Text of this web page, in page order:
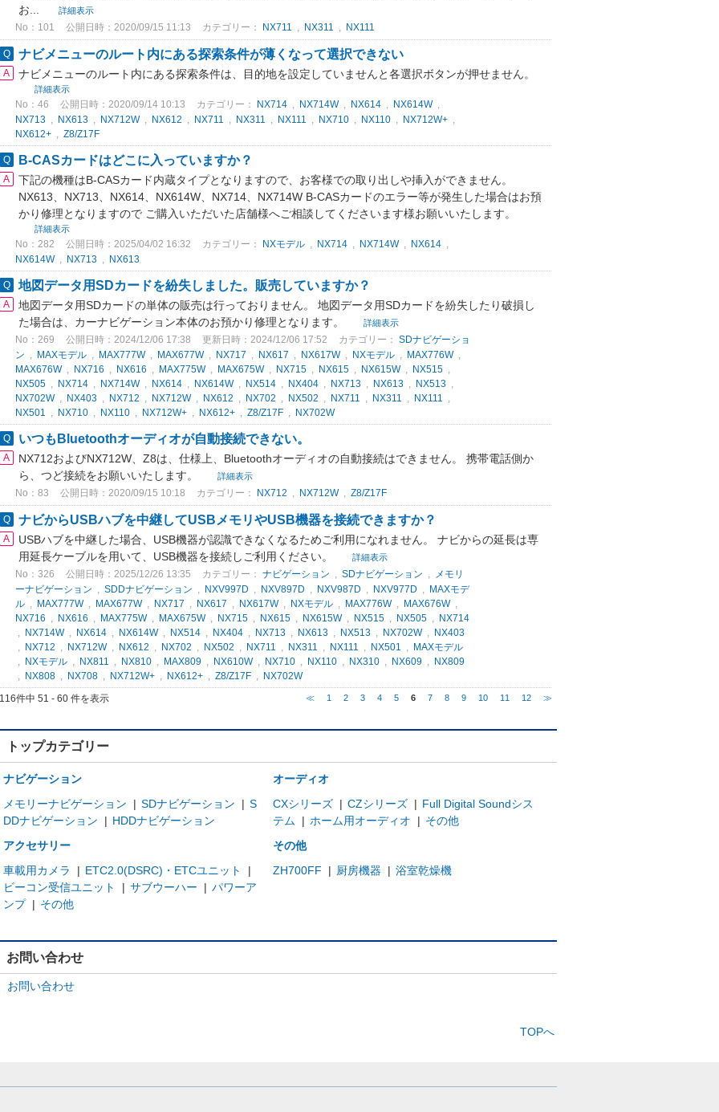
お...
詳細表示
No：101 公開日時：2020/09/15 11:13 カテゴリー： NX711 , NX311 , NX111
ナビメニューのルート内にある探索条件が薄くなって選択できない
ナビメニューのルート内にある探索条件は、目的地を設定していませんと各選択ボタンが押せません。
詳細表示
No：46 公開日時：2020/09/14 10:13 カテゴリー： NX714 , NX714W, NX614 , NX614W,
NX713 , NX613 , NX712W, NX612 , NX711 , NX311 , NX111 , NX710 , NX110 , NX712W+ ,
NX612+ , Z8/Z17F
B-CASカードはどこに入っていますか？
下記の機種はB-CASカード内蔵タイプとなりますので、お客様での取り出しや挿入ができません。
NX613、NX713、NX614、NX614W、NX714、NX714W B-CASカードのエラー等が発生した場合はお預
かり修理となりますので ご購入いただいた店舗様へご相談してくださいます様お願いいたします。
詳細表示
No：282 公開日時：2025/04/02 16:32 カテゴリー： NXモデル , NX714 , NX714W, NX614 ,
NX614W, NX713 , NX613
地図データ用SDカードを紛失しました。販売していますか？
地図データ用SDカードの単体の販売は行っておりません。 地図データ用SDカードを紛失したり破損し
た場合は、カーナビゲーション本体のお預かり修理となります。
詳細表示
No：269 公開日時：2024/12/06 17:38 更新日時：2024/12/06 17:52 カテゴリー： SDナビゲーショ
ン , MAXモデル , MAX777W, MAX677W, NX717 , NX617 , NX617W, NXモデル , MAX776W,
MAX676W, NX716 , NX616 , MAX775W, MAX675W, NX715 , NX615 , NX615W, NX515 ,
NX505 , NX714 , NX714W, NX614 , NX614W, NX514 , NX404 , NX713 , NX613 , NX513 ,
NX702W, NX403 , NX712 , NX712W, NX612 , NX702 , NX502 , NX711 , NX311 , NX111 ,
NX501 , NX710 , NX110 , NX712W+ , NX612+ , Z8/Z17F , NX702W
いつもBluetoothオーディオが自動接続できない。
NX712およびNX712W、Z8は、仕様上、Bluetoothオーディオの自動接続はできません。 携帯電話側か
ら、つど接続をお願いいたします。
詳細表示
No：83 公開日時：2020/09/15 10:18 カテゴリー： NX712 , NX712W, Z8/Z17F
ナビからUSBハブを中継してUSBメモリやUSB機器を接続できますか？
USBハブを中継した場合、USB機器が認識できなくなるためご利用になれません。 ナビからの延長は専
用延長ケーブルを用いて、USB機器を接続しご利用ください。
詳細表示
No：326 公開日時：2025/12/26 13:35 カテゴリー： ナビゲーション , SDナビゲーション , メモリ
ーナビゲーション , SDDナビゲーション , NXV997D , NXV897D , NXV987D , NXV977D , MAXモデ
ル , MAX777W, MAX677W, NX717 , NX617 , NX617W, NXモデル , MAX776W, MAX676W,
NX716 , NX616 , MAX775W, MAX675W, NX715 , NX615 , NX615W, NX515 , NX505 , NX714
, NX714W, NX614 , NX614W, NX514 , NX404 , NX713 , NX613 , NX513 , NX702W, NX403
, NX712 , NX712W, NX612 , NX702 , NX502 , NX711 , NX311 , NX111 , NX501 , MAXモデル
, NXモデル , NX811 , NX810 , MAX809 , NX610W, NX710 , NX110 , NX310 , NX609 , NX809
, NX808 , NX708 , NX712W+ , NX612+ , Z8/Z17F , NX702W
116件中 51 - 60 件を表示
≪ 1 2 3 4 5 6 7 8 9 10 11 12 ≫
トップカテゴリー
ナビゲーション
メモリーナビゲーション
| SDナビゲーション | S
DDナビゲーション
| HDDナビゲーション
オーディオ
CXシリーズ | CZシリーズ | Full Digital Soundシス
テム
| ホーム用オーディオ | その他
アクセサリー
車載用カメラ
| ETC2.0(DSRC)・ETCユニット
|
ビーコン受信ユニット
| サブウーハー | パワーア
ンプ | その他
その他
ZH700FF
| 厨房機器 | 浴室乾燥機
お問い合わせ
お問い合わせ
TOPへ